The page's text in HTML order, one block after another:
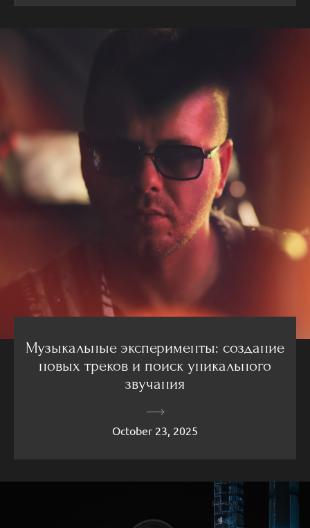
Музыкальные эксперименты: создание
новых треков и поиск уникального
звучания
October 23, 2025